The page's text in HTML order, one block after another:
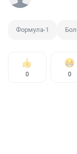
Формула-1
0 0